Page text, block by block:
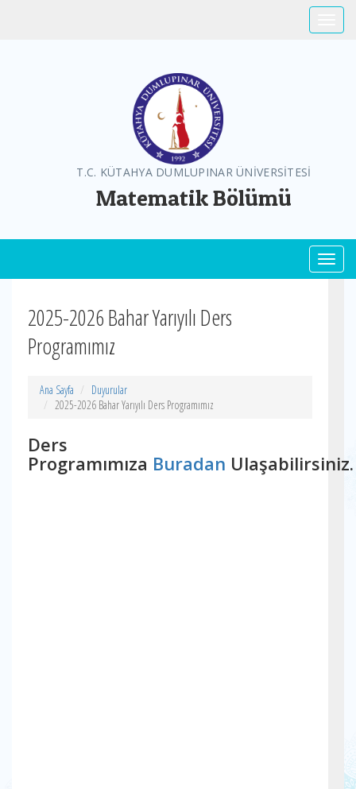
T.C. KÜTAHYA DUMLUPINAR ÜNİVERSİTESİ
Matematik Bölümü
2025-2026 Bahar Yarıyılı Ders
Programımız
Ana Sayfa
Duyurular
2025-2026 Bahar Yarıyılı Ders Programımız
Ders
Programımıza Buradan Ulaşabilirsiniz.